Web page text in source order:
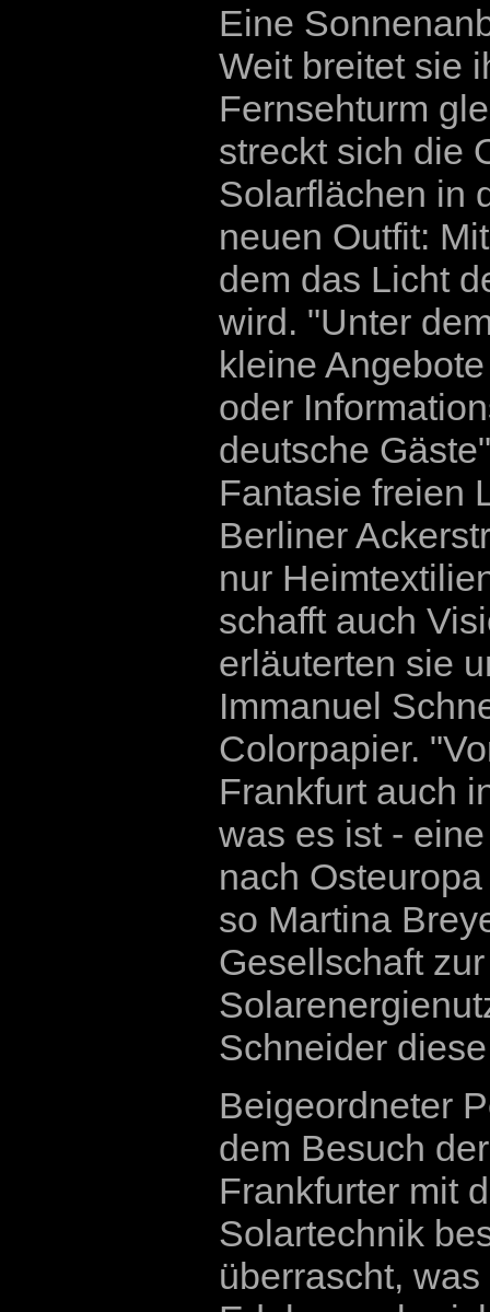
Eine
Weit breitet sie
Fernsehturm
streckt sich die
Solarflächen in
neuen Outfit:
dem das Licht
wird. "Unter
kleine
oder
deutsche
Fantasie freien
Berliner
nur
schafft auch
erläuterten sie
Immanuel
Colorpapier.
Frankfurt auch
was es ist -
nach
so Martina
Gesellschaft
Schneider
Beigeordneter
dem Besuch
Frankfurter mit
Solartechnik
überrascht,